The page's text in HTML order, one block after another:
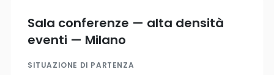
Sala conferenze — alta densità
eventi — Milano
SITUAZIONE DI PARTENZA